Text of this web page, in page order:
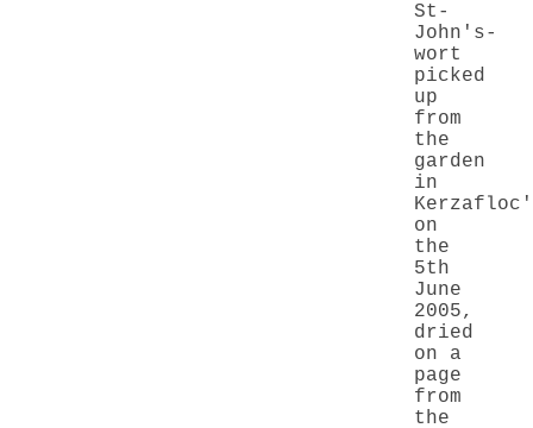
St-
John's-
wort
picked
up
from
the
garden
in
on
the
5th
June
2005,
dried
on a
page
from
the